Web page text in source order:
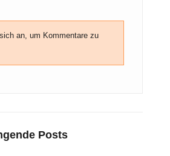
an, um Kommentare zu
Posts